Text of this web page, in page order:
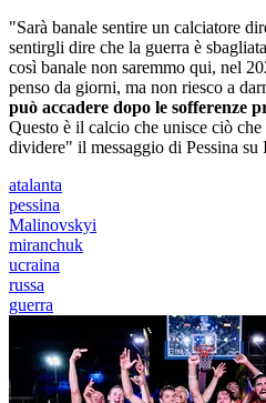
"Sarà banale sentire un calciatore
sentirgli dire che la guerra è
così banale non saremmo qui, nel
penso da giorni, ma non riesco a
può accadere dopo le sofferenze
Questo è il calcio che unisce ciò
dividere" il messaggio di Pessina su
atalanta
pessina
Malinovskyi
miranchuk
ucraina
russa
guerra